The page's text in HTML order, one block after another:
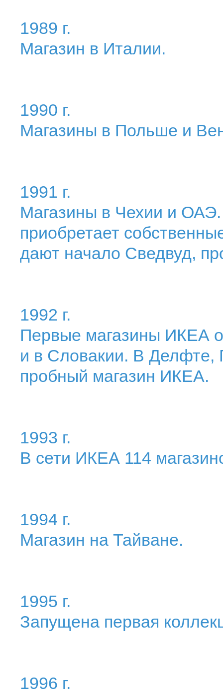
1989 г.
Магазин в Италии.
1990 г.
Магазины в Польше и
1991 г.
Магазины в Чехии и
приобретает
дают начало Сведвуд,
1992 г.
Первые магазины ИКЕА
и в Словакии. В Делфте,
пробный магазин ИКЕА.
1993 г.
В сети ИКЕА 114
1994 г.
Магазин на Тайване.
1995 г.
Запущена первая
1996 г.